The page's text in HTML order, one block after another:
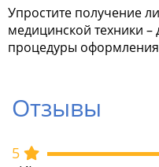
Упростите получение
медицинской техники
процедуры
Отзывы
5